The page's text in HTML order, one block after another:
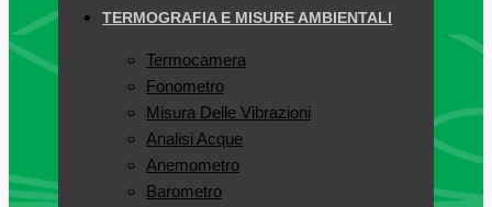
TERMOGRAFIA E MISURE AMBIENTALI
Termocamera
Fonometro
Misura Delle Vibrazioni
Analisi Acque
Anemometro
Barometro